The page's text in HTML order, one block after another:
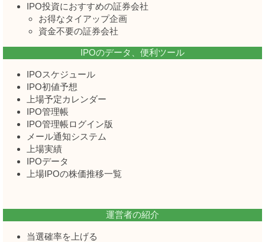
IPO投資におすすめの証券会社
お得なタイアップ企画
資金不要の証券会社
IPOのデータ、便利ツール
IPOスケジュール
IPO初値予想
上場予定カレンダー
IPO管理帳
IPO管理帳ログイン版
メール通知システム
上場実績
IPOデータ
上場IPOの株価推移一覧
運営者の紹介
当選確率を上げる